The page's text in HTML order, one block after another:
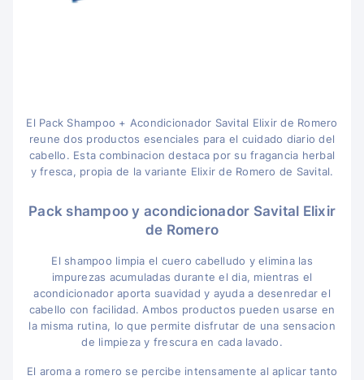
El Pack Shampoo + Acondicionador Savital Elixir de Romero
reune dos productos esenciales para el cuidado diario del
cabello. Esta combinacion destaca por su fragancia herbal
y fresca, propia de la variante Elixir de Romero de Savital.
Pack shampoo y acondicionador Savital Elixir
de Romero
El shampoo limpia el cuero cabelludo y elimina las
impurezas acumuladas durante el dia, mientras el
acondicionador aporta suavidad y ayuda a desenredar el
cabello con facilidad. Ambos productos pueden usarse en
la misma rutina, lo que permite disfrutar de una sensacion
de limpieza y frescura en cada lavado.
El aroma a romero se percibe intensamente al aplicar tanto